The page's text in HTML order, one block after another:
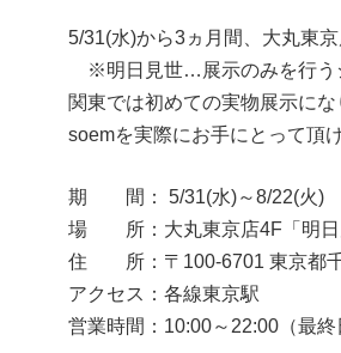
5/31(水)から3ヵ月間、大丸東
※明日見世…展示のみを行う
関東では初めての実物展示にな
soemを実際にお手にとって頂
期 間： 5/31(水)～8/22(火)
場 所：大丸東京店4F「明日
住 所：〒100-6701 東京都千
アクセス：各線東京駅
営業時間：10:00～22:00（最終